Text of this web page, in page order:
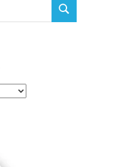
CERCA